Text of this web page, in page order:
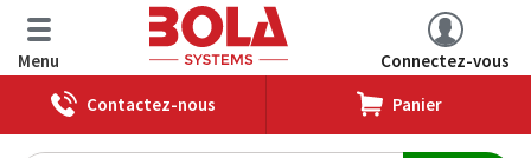
Menu
Connectez-vous
Contactez-nous
Panier